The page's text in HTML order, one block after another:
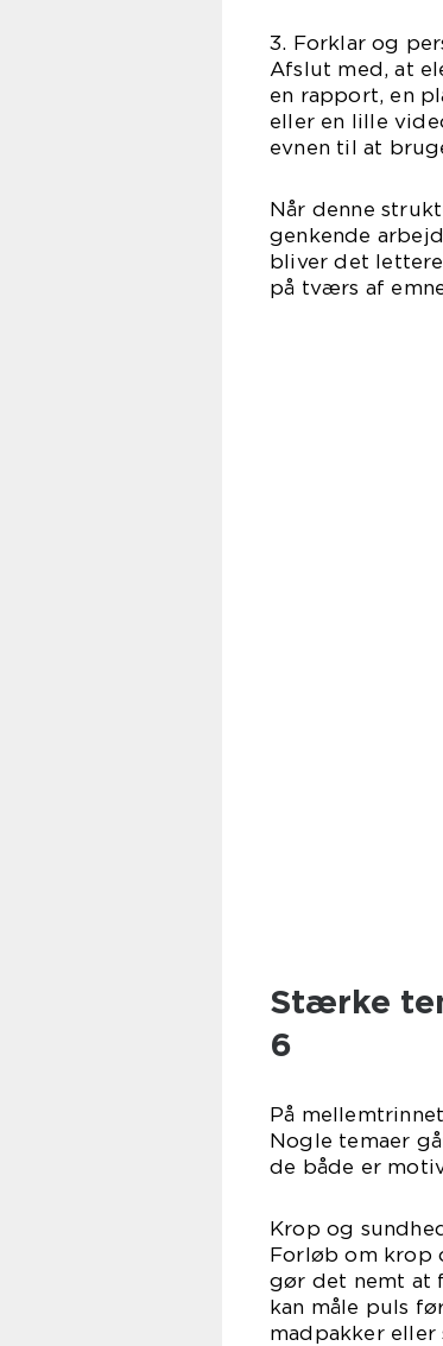
3. Forklar og
Afslut med, at
en rapport, en
eller en lille
evnen til at
Når denne
genkende
bliver det
på tværs af
Stærke
6
På
Nogle temaer
de både er
Krop og
Forløb om krop
gør det nemt at
kan måle puls
madpakker eller